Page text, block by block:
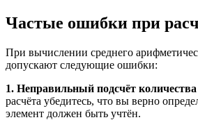
Частые ошибки при
При вычислении среднего
допускают следующие ошибки:
1. Неправильный подсчёт количества
расчёта убедитесь, что вы верно
элемент должен быть учтён.